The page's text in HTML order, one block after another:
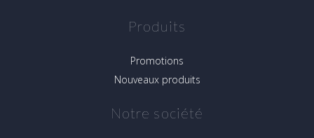
Produits
Promotions
Nouveaux produits
Notre société